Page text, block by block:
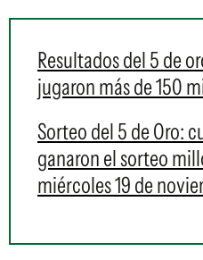
Resultados del 5 de
jugaron más de 150
Sorteo del 5 de Oro:
ganaron el sorteo
miércoles 19 de